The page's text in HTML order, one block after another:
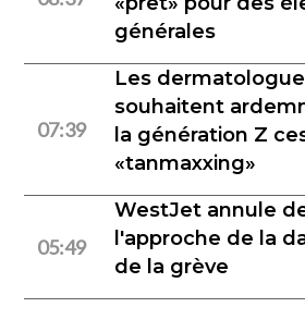
générales
07:39
Les
souhaitent
la génération Z
«tanmaxxing»
05:49
WestJet annule
l'approche de la
de la grève